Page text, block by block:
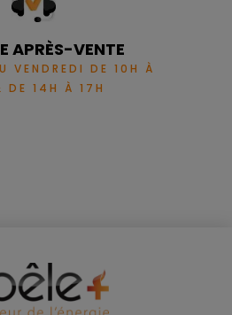
APRÈS-VENTE
VENDREDI DE 10H À
DE 14H À 17H